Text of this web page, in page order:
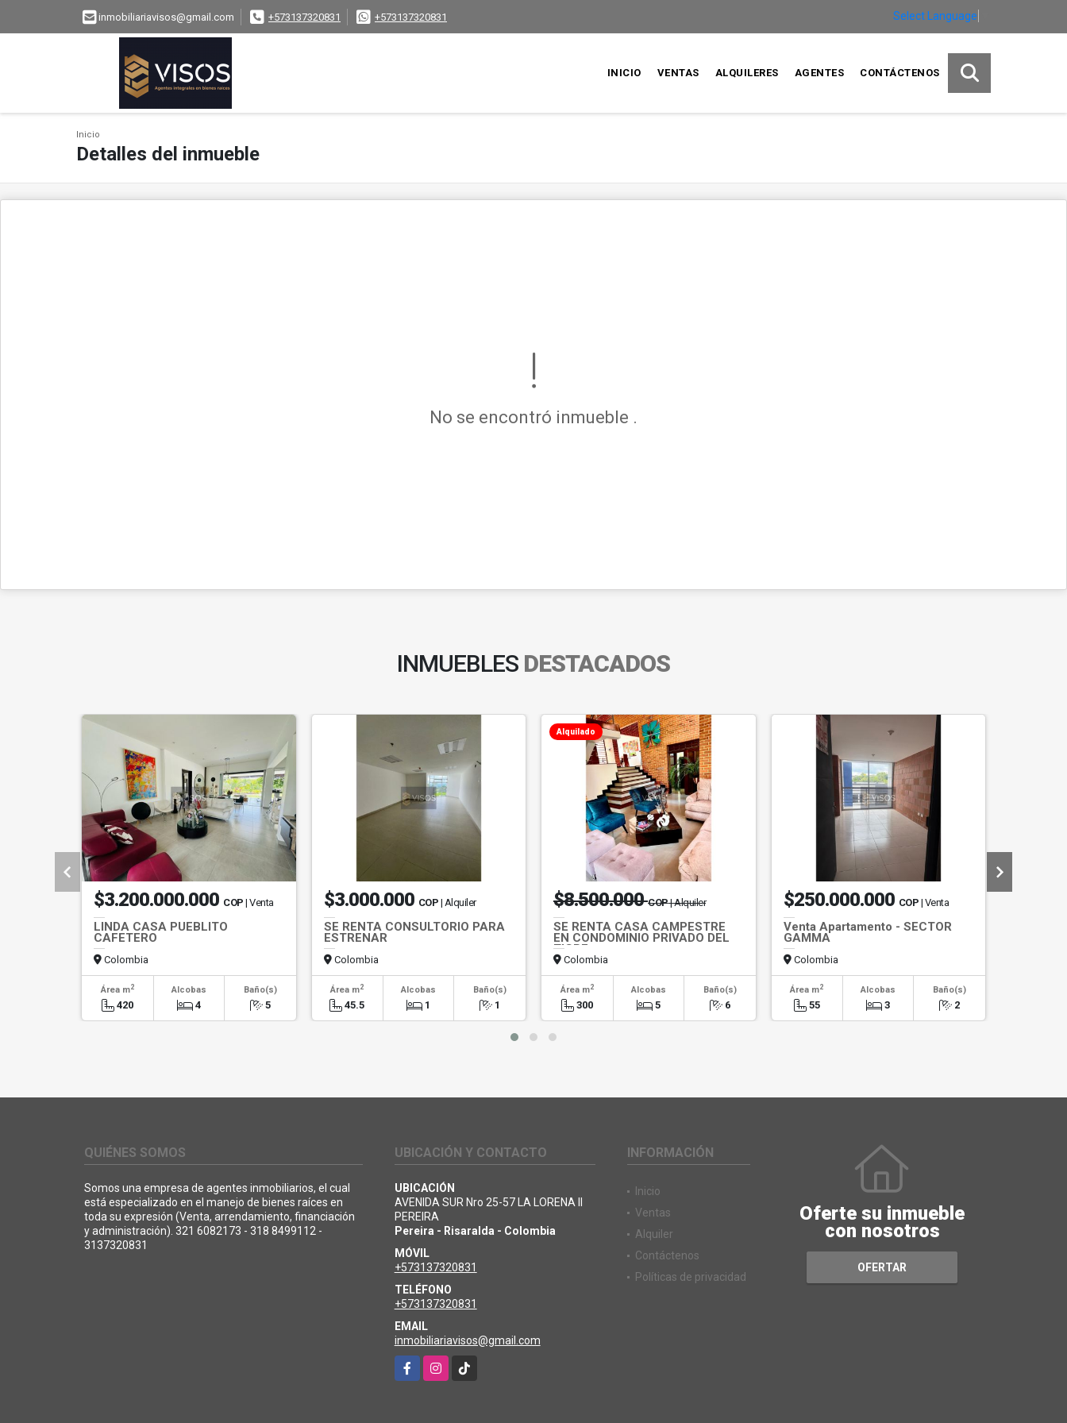
inmobiliariavisos@gmail.com +573137320831 +573137320831 Select Language
INICIO VENTAS ALQUILERES AGENTES CONTÁCTENOS
Inicio
Detalles del inmueble
No se encontró inmueble .
INMUEBLES DESTACADOS
$3.200.000.000 COP | Venta
LINDA CASA PUEBLITO
CAFETERO
Colombia
Área m2
420
Alcobas
4
Baño(s)
5
$3.000.000 COP | Alquiler
SE RENTA CONSULTORIO PARA
ESTRENAR
Colombia
Área m2
45.5
Alcobas
1
Baño(s)
1
Alquilado
$8.500.000COP| Alquiler
SE RENTA CASA CAMPESTRE
EN CONDOMINIO PRIVADO DEL
TIGRE
Colombia
Área m2
300
Alcobas
5
Baño(s)
6
$250.000.000 COP | Venta
Venta Apartamento - SECTOR
GAMMA
Colombia
Área m2
55
Alcobas
3
Baño(s)
2
QUIÉNES SOMOS
Somos una empresa de agentes inmobiliarios, el cual
está especializado en el manejo de bienes raíces en
toda su expresión (Venta, arrendamiento, financiación
y administración). 321 6082173 - 318 8499112 -
3137320831
UBICACIÓN Y CONTACTO
UBICACIÓN
AVENIDA SUR Nro 25-57 LA LORENA II
PEREIRA
Pereira - Risaralda - Colombia
MÓVIL
+573137320831
TELÉFONO
+573137320831
EMAIL
inmobiliariavisos@gmail.com
FacebookInstagram
TikTok
INFORMACIÓN
Inicio
Ventas
Alquiler
Contáctenos
Políticas de privacidad
Oferte su inmueble
con nosotros
OFERTAR